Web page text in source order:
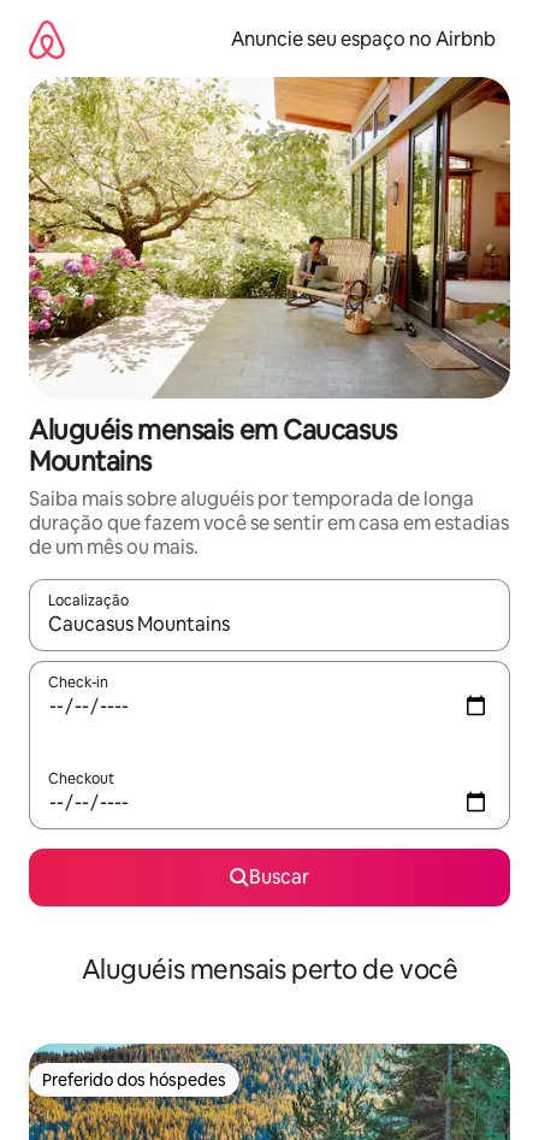
para
conteúdo
Anuncie seu espaço no Airbnb
Aluguéis mensais em Caucasus
Mountains
Saiba mais sobre aluguéis por temporada de longa
duração que fazem você se sentir em casa em estadias
de um mês ou mais.
Localização
Quando os resultados estiverem disponíveis, explore-os
Check-in
Checkout
Buscar
Aluguéis mensais perto de você
Preferido dos hóspedes
Preferido dos hóspedes